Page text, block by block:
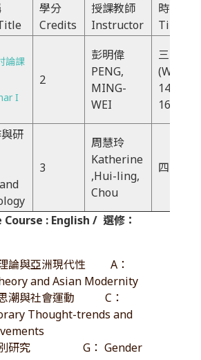
學分
Credits
授課教師
Instructor
時間
Time
論課
I
2
彭明偉
PENG,
MING-
WEI
三FG
(Wed)
14:30-
16:20
研
3
周慧玲
Katherine
,Hui-ling,
Chou
四234
: English / 選修：
論與亞洲現代性 A：
and Asian Modernity
思潮與社會運動 C：
Thought-trends and
別研究 G： Gender